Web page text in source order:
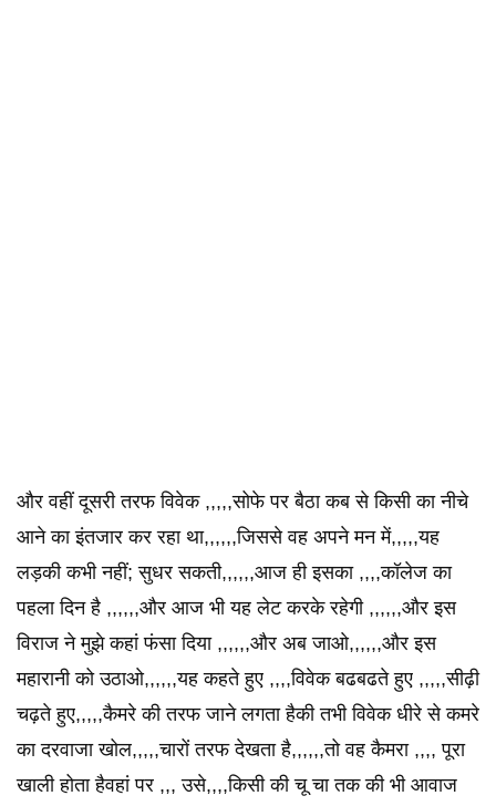
और वहीं दूसरी तरफ विवेक ,,,,,सोफे पर बैठा कब से किसी का नीचे
आने का इंतजार कर रहा था,,,,,,जिससे वह अपने मन में,,,,,यह
लड़की कभी नहीं; सुधर सकती,,,,,,आज ही इसका ,,,,कॉलेज का
पहला दिन है ,,,,,,और आज भी यह लेट करके रहेगी ,,,,,,और इस
विराज ने मुझे कहां फंसा दिया ,,,,,,और अब जाओ,,,,,,और इस
महारानी को उठाओ,,,,,,यह कहते हुए ,,,,विवेक बढबढते हुए ,,,,,सीढ़ी
चढ़ते हुए,,,,,कैमरे की तरफ जाने लगता हैकी तभी विवेक धीरे से कमरे
का दरवाजा खोल,,,,,चारों तरफ देखता है,,,,,,तो वह कैमरा ,,,, पूरा
खाली होता हैवहां पर ,,, उसे,,,,किसी की चू चा तक की भी आवाज